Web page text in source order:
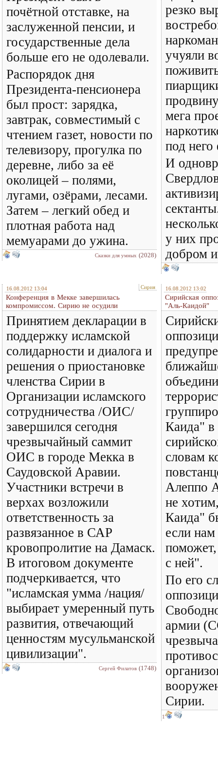
почётной отставке, на
заслуженной пенсии, и
государственные дела
больше его не одолевали.
Распорядок дня
Президента-пенсионера
был прост: зарядка,
завтрак, совместимый с
чтением газет, новости по
телевизору, прогулка по
деревне, либо за её
околицей – полями,
лугами, озёрами, лесами.
Затем – легкий обед и
плотная работа над
мемуарами до ужина.
Сказки для умных (2028)
резко
учуяли
мега
под
И
у них
добром
16.08.2012 13:04 Сирия
Конференция в Мекке завершилась
компромиссом. Сирию не осудили
Принятием декларации в
поддержку исламской
солидарности и диалога и
решения о приостановке
членства Сирии в
Организации исламского
сотрудничества /ОИС/
завершился сегодня
чрезвычайный саммит
ОИС в городе Мекка в
Саудовской Аравии.
Участники встречи в
верхах возложили
ответственность за
развязанное в САР
кровопролитие на Дамаск.
В итоговом документе
подчеркивается, что
"исламская умма /нация/
выбирает умеренный путь
развития, отвечающий
ценностям мусульманской
цивилизации".
Сергей Филатов (1748)
16.08.2012 13:02
Сирийская
"Аль-Каидой"
Каида" в
словам
Алеппо
не
Каида"
если
с ней".
По его
армии
Сирии.
1